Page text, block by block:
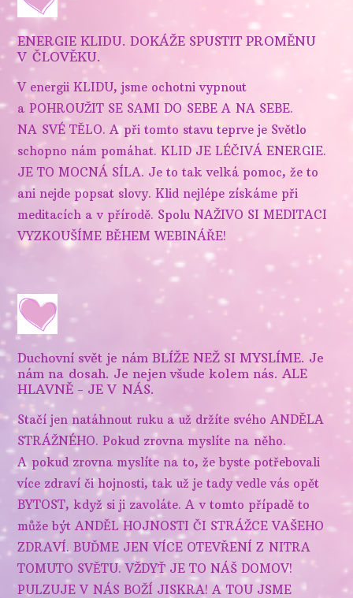
ENERGIE KLIDU. DOKÁŽE SPUSTIT PROMĚNU
V ČLOVĚKU.
V energii KLIDU, jsme ochotni vypnout
a POHROUŽIT SE SAMI DO SEBE A NA SEBE.
NA SVÉ TĚLO. A při tomto stavu teprve je Světlo
schopno nám pomáhat. KLID JE LÉČIVÁ ENERGIE.
JE TO MOCNÁ SÍLA. Je to tak velká pomoc, že to
ani nejde popsat slovy. Klid nejlépe získáme při
meditacích a v přírodě. Spolu NAŽIVO SI MEDITACI
VYZKOUŠÍME BĚHEM WEBINÁŘE!
Duchovní svět je nám BLÍŽE NEŽ SI MYSLÍME. Je
nám na dosah. Je nejen všude kolem nás. ALE
HLAVNĚ - JE V NÁS.
Stačí jen natáhnout ruku a už držíte svého ANDĚLA
STRÁŽNÉHO. Pokud zrovna myslíte na něho.
A pokud zrovna myslíte na to, že byste potřebovali
více zdraví či hojnosti, tak už je tady vedle vás opět
BYTOST, když si ji zavoláte. A v tomto případě to
může být ANDĚL HOJNOSTI ČI STRÁŽCE VAŠEHO
ZDRAVÍ. BUĎME JEN VÍCE OTEVŘENÍ Z NITRA
TOMUTO SVĚTU. VŽDYŤ JE TO NÁŠ DOMOV!
PULZUJE V NÁS BOŽÍ JISKRA! A TOU JSME